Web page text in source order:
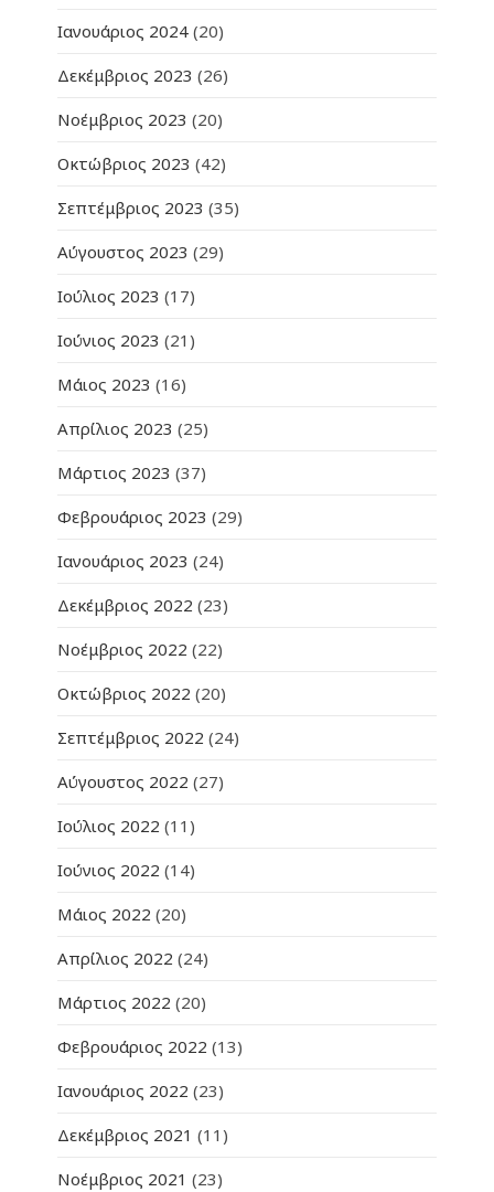
Ιανουάριος 2024 (20)
Δεκέμβριος 2023 (26)
Νοέμβριος 2023 (20)
Οκτώβριος 2023 (42)
Σεπτέμβριος 2023 (35)
Αύγουστος 2023 (29)
Ιούλιος 2023 (17)
Ιούνιος 2023 (21)
Μάιος 2023 (16)
Απρίλιος 2023 (25)
Μάρτιος 2023 (37)
Φεβρουάριος 2023 (29)
Ιανουάριος 2023 (24)
Δεκέμβριος 2022 (23)
Νοέμβριος 2022 (22)
Οκτώβριος 2022 (20)
Σεπτέμβριος 2022 (24)
Αύγουστος 2022 (27)
Ιούλιος 2022 (11)
Ιούνιος 2022 (14)
Μάιος 2022 (20)
Απρίλιος 2022 (24)
Μάρτιος 2022 (20)
Φεβρουάριος 2022 (13)
Ιανουάριος 2022 (23)
Δεκέμβριος 2021 (11)
Νοέμβριος 2021 (23)